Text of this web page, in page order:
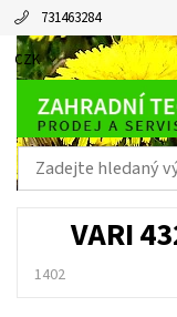
731463284
CZK
VARI
1402